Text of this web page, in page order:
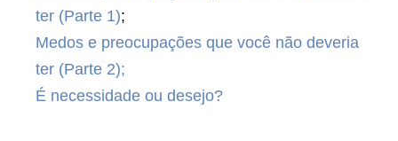
ter (Parte 1);
Medos e preocupações que você não deveria
ter (Parte 2);
É necessidade ou desejo?